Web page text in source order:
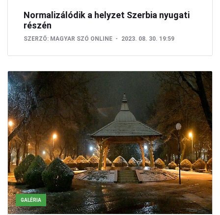
Normalizálódik a helyzet Szerbia nyugati
részén
SZERZŐ: MAGYAR SZÓ ONLINE 2023. 08. 30. 19:59
GALÉRIA